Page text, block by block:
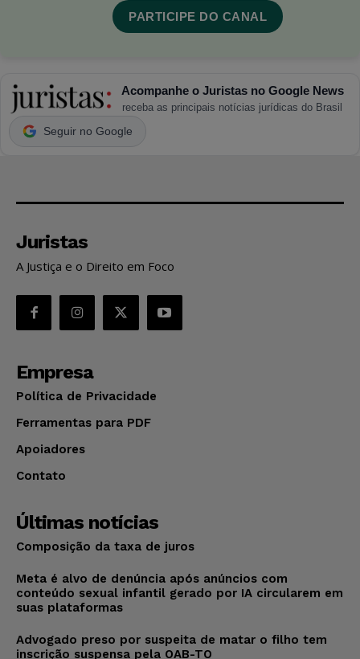
PARTICIPE DO CANAL
Acompanhe o Juristas no Google News
receba as principais notícias jurídicas do Brasil
Seguir no Google
Juristas
A Justiça e o Direito em Foco
Empresa
Política de Privacidade
Ferramentas para PDF
Apoiadores
Contato
Últimas notícias
Composição da taxa de juros
Meta é alvo de denúncia após anúncios com
conteúdo sexual infantil gerado por IA circularem em
suas plataformas
Advogado preso por suspeita de matar o filho tem
inscrição suspensa pela OAB-TO